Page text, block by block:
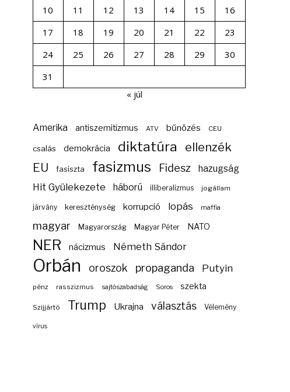
10
11 12 13 14 15
16
17
18 19 20 21 22
23
24
25 26 27 28 29
30
31
« júl
Amerika antiszemitizmus ATV bűnözés CEU
csalás demokrácia diktatúra ellenzék
EU fasiszta fasizmus Fidesz hazugság
Hit Gyülekezete háború illiberalizmus jogállam
járvány kereszténység korrupció lopás maffia
magyar Magyarország Magyar Péter NATO
NER nácizmus Németh Sándor
Orbán oroszok propaganda Putyin
pénz rasszizmus sajtószabadság Soros szekta
Szijjártó Trump Ukrajna választás Vélemény
vírus